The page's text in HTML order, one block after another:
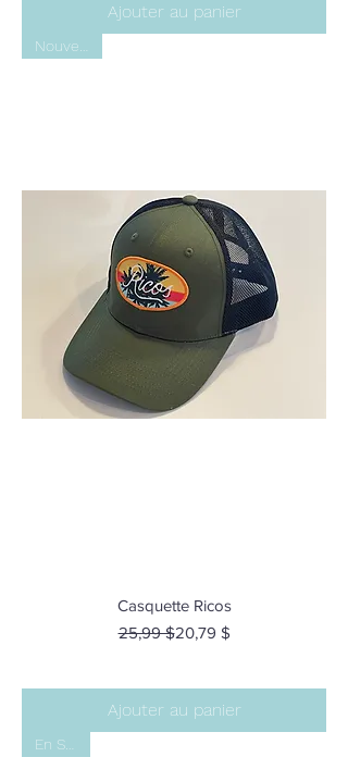
Ajouter au panier
Nouveauté
Casquette Ricos
Prix original
25,99 $Prix promotionnel
20,79 $
Ajouter au panier